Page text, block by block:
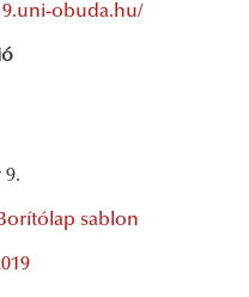
obuda.hu/
9.
sablon